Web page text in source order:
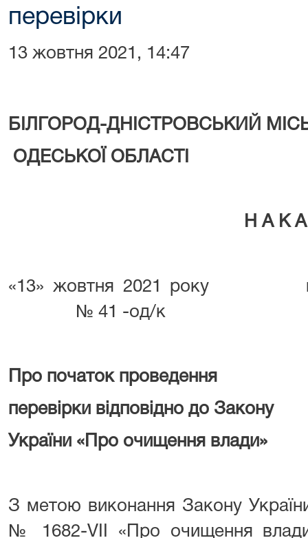
перевірки
13 жовтня 2021, 14:47
БІЛГОРОД-ДНІСТРОВСЬКИЙ
ОДЕСЬКОЇ ОБЛАСТІ
Н А К
«13» жовтня 2021 року м.
№ 41 -од/к
Про початок проведення
перевірки відповідно до Закону
України «Про очищення влади»
З метою виконання Закону
№ 1682-VII «Про очищення